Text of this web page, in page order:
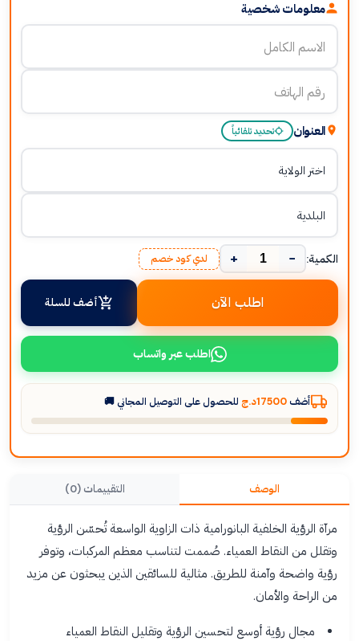
معلومات شخصية
العنوان تحديد تلقائياً
الكمية: −
+ لدي كود خصم
اطلب الآن أضف للسلة
اطلب عبر واتساب
أضف 17500د.ج للحصول على التوصيل المجاني 🚚
الوصف التقييمات (0)
مرآة الرؤية الخلفية البانورامية ذات الزاوية الواسعة تُحسّن الرؤية
وتقلل من النقاط العمياء. صُممت لتناسب معظم المركبات، وتوفر
رؤية واضحة وآمنة للطريق. مثالية للسائقين الذين يبحثون عن مزيد
من الراحة والأمان.
مجال رؤية أوسع لتحسين الرؤية وتقليل النقاط العمياء